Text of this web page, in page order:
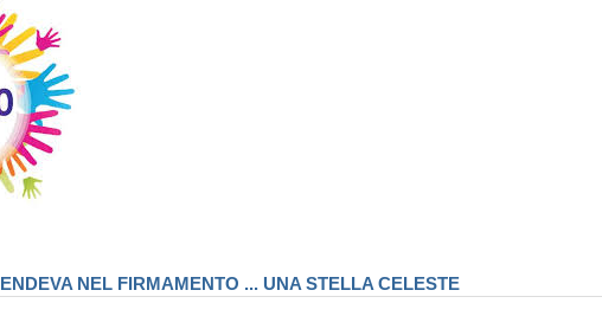
NEL FIRMAMENTO ... UNA STELLA CELESTE